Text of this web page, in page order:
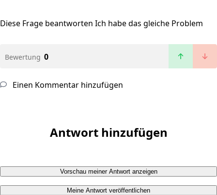
Diese Frage beantworten Ich habe das gleiche Problem
Bewertung 0
Einen Kommentar hinzufügen
Antwort hinzufügen
Vorschau meiner Antwort anzeigen
Meine Antwort veröffentlichen